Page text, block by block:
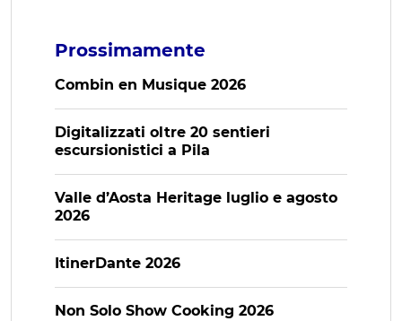
Prossimamente
Combin en Musique 2026
Digitalizzati oltre 20 sentieri
escursionistici a Pila
Valle d’Aosta Heritage luglio e agosto
2026
ItinerDante 2026
Non Solo Show Cooking 2026